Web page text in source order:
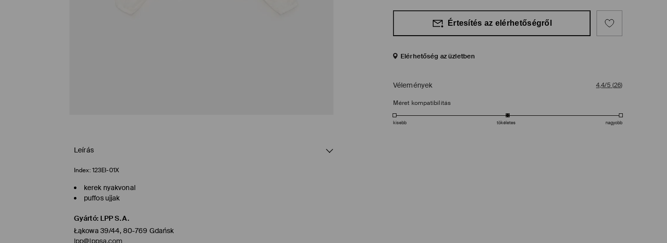
Értesítés az elérhetőségről
Elérhetőség az üzletben
Vélemények 4,4/5 (26)
Méret kompatibilitás
kisebb tökéletes nagyobb
Leírás
Index: 123EI-01X
kerek nyakvonal
puffos ujjak
Gyártó: LPP S.A.
Łąkowa 39/44, 80-769 Gdańsk
lpp@lppsa.com